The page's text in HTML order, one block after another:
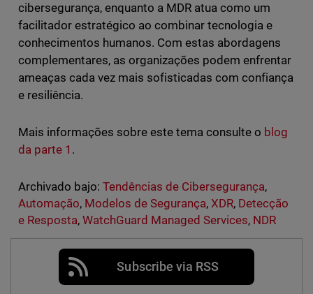
cibersegurança, enquanto a MDR atua como um
facilitador estratégico ao combinar tecnologia e
conhecimentos humanos. Com estas abordagens
complementares, as organizações podem enfrentar
ameaças cada vez mais sofisticadas com confiança
e resiliência.
Mais informações sobre este tema consulte o blog
da parte 1 .
Archivado bajo: Tendências de Cibersegurança,
Automação, Modelos de Segurança,XDR, Detecção
e Resposta, WatchGuard Managed Services, NDR
Subscribe via RSS